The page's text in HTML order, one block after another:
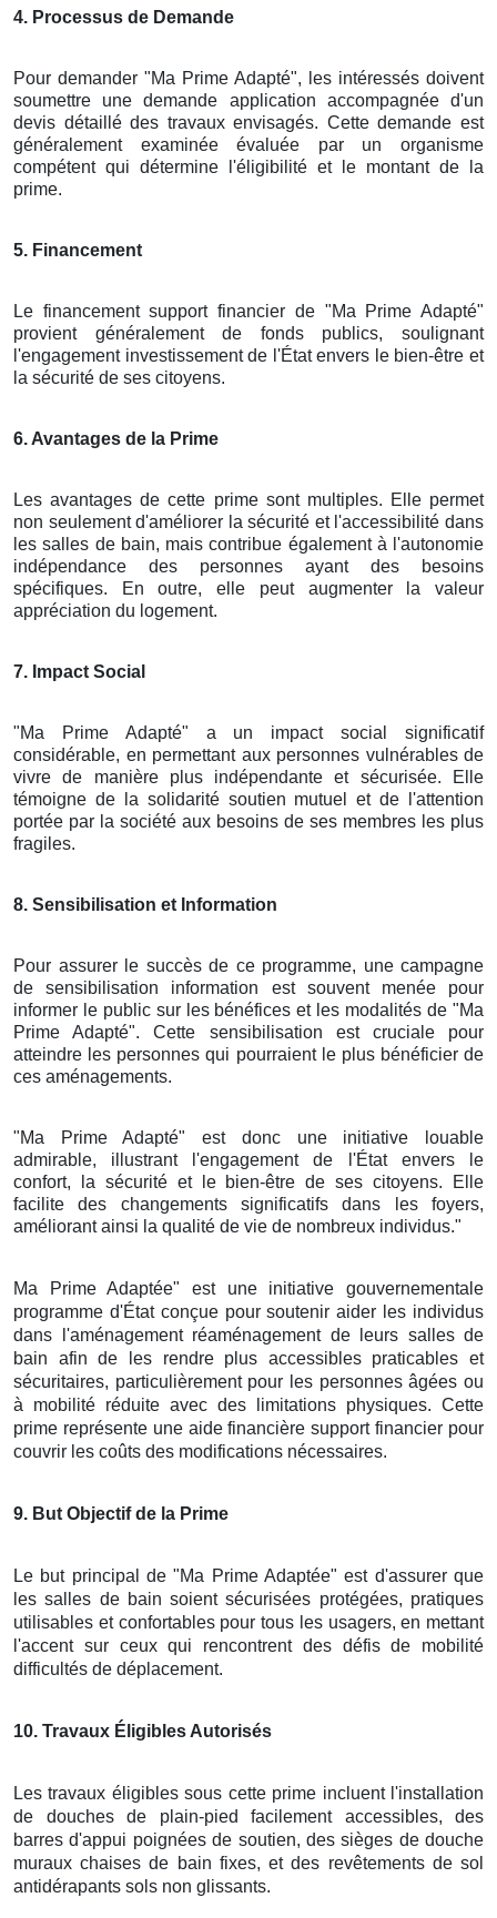
4. Processus de Demande
Pour demander "Ma Prime Adapté", les intéressés doivent
soumettre une demande application accompagnée d'un
devis détaillé des travaux envisagés. Cette demande est
généralement examinée évaluée par un organisme
compétent qui détermine l'éligibilité et le montant de la
prime.
5. Financement
Le financement support financier de "Ma Prime Adapté"
provient généralement de fonds publics, soulignant
l'engagement investissement de l'État envers le bien-être et
la sécurité de ses citoyens.
6. Avantages de la Prime
Les avantages de cette prime sont multiples. Elle permet
non seulement d'améliorer la sécurité et l'accessibilité dans
les salles de bain, mais contribue également à l'autonomie
indépendance des personnes ayant des besoins
spécifiques. En outre, elle peut augmenter la valeur
appréciation du logement.
7. Impact Social
"Ma Prime Adapté" a un impact social significatif
considérable, en permettant aux personnes vulnérables de
vivre de manière plus indépendante et sécurisée. Elle
témoigne de la solidarité soutien mutuel et de l'attention
portée par la société aux besoins de ses membres les plus
fragiles.
8. Sensibilisation et Information
Pour assurer le succès de ce programme, une campagne
de sensibilisation information est souvent menée pour
informer le public sur les bénéfices et les modalités de "Ma
Prime Adapté". Cette sensibilisation est cruciale pour
atteindre les personnes qui pourraient le plus bénéficier de
ces aménagements.
"Ma Prime Adapté" est donc une initiative louable
admirable, illustrant l'engagement de l'État envers le
confort, la sécurité et le bien-être de ses citoyens. Elle
facilite des changements significatifs dans les foyers,
améliorant ainsi la qualité de vie de nombreux individus."
Ma Prime Adaptée" est une initiative gouvernementale
programme d'État conçue pour soutenir aider les individus
dans l'aménagement réaménagement de leurs salles de
bain afin de les rendre plus accessibles praticables et
sécuritaires, particulièrement pour les personnes âgées ou
à mobilité réduite avec des limitations physiques. Cette
prime représente une aide financière support financier pour
couvrir les coûts des modifications nécessaires.
9. But Objectif de la Prime
Le but principal de "Ma Prime Adaptée" est d'assurer que
les salles de bain soient sécurisées protégées, pratiques
utilisables et confortables pour tous les usagers, en mettant
l'accent sur ceux qui rencontrent des défis de mobilité
difficultés de déplacement.
10. Travaux Éligibles Autorisés
Les travaux éligibles sous cette prime incluent l'installation
de douches de plain-pied facilement accessibles, des
barres d'appui poignées de soutien, des sièges de douche
muraux chaises de bain fixes, et des revêtements de sol
antidérapants sols non glissants.